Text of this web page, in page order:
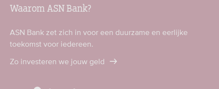
Waarom ASN Bank?
ASN Bank zet zich in voor een duurzame en eerlijke
toekomst voor iedereen.
Zo investeren we jouw geld